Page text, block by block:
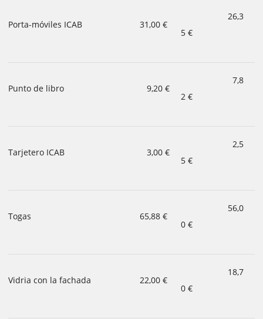
Porta-móviles ICAB 31,00 €
26,3
5 €
Punto de libro 9,20 €
7,8
2 €
Tarjetero ICAB 3,00 €
2,5
5 €
Togas 65,88 €
56,0
0 €
Vidria con la fachada 22,00 €
18,7
0 €